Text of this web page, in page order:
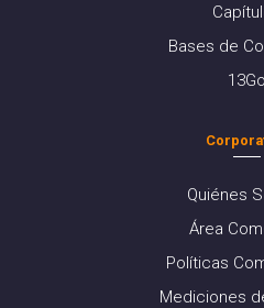
Bases de
13Go
Quiénes
Área
Políticas
Mediciones